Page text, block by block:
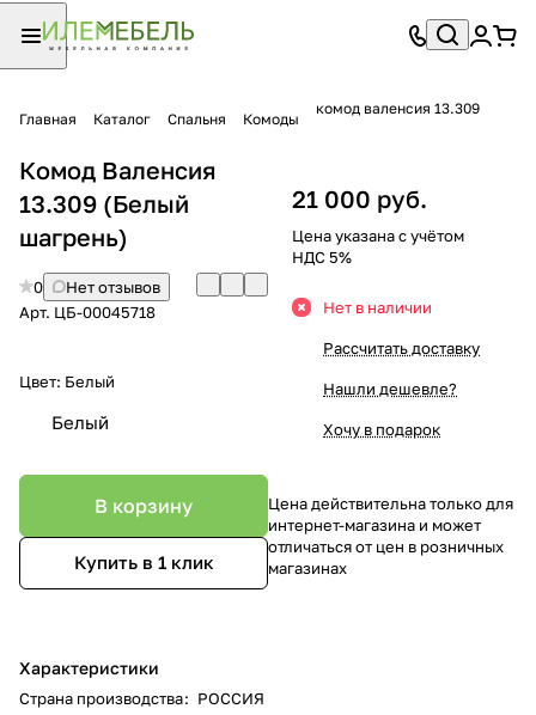
Главная Каталог Спальня Комоды
комод валенсия 13.309
Комод Валенсия
13.309 (Белый
шагрень)
0
Нет отзывов
Арт. ЦБ-00045718
Цвет: Белый
Белый
В корзину
Купить в 1 клик
Характеристики
Страна производства: РОССИЯ
21 000 руб.
Цена указана с учётом
НДС 5%
Нет в наличии
Рассчитать доставку
Нашли дешевле?
Хочу в подарок
Цена действительна только для
интернет-магазина и может
отличаться от цен в розничных
магазинах